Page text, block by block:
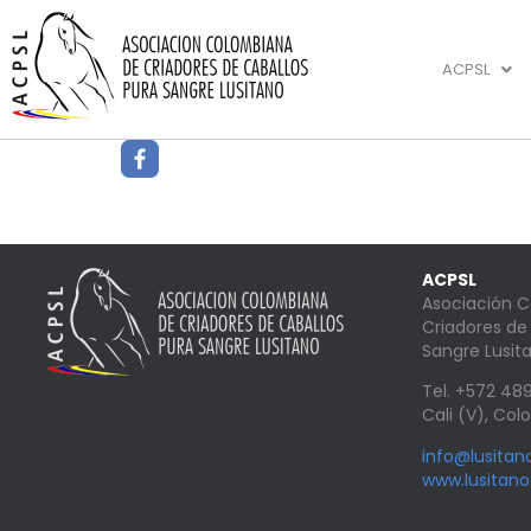
ACPSL
ACPSL
Asociación
Criadores
Sangre
Tel. +572
Cali (V),